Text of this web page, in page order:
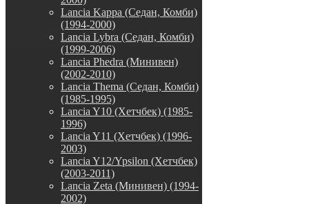
Lancia Kappa (Седан, Комби)
(1994-2000)
Lancia Lybra (Седан, Комби)
(1999-2006)
Lancia Phedra (Минивен)
(2002-2010)
Lancia Thema (Седан, Комби)
(1985-1995)
Lancia Y10 (Хетчбек) (1985-
1996)
Lancia Y11 (Хетчбек) (1996-
2003)
Lancia Y12/Ypsilon (Хетчбек)
(2003-2011)
Lancia Zeta (Минивен) (1994-
2002)